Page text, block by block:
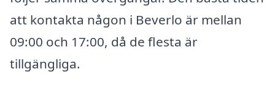
att kontakta någon i Beverlo är mellan
09:00 och 17:00, då de flesta är
tillgängliga.